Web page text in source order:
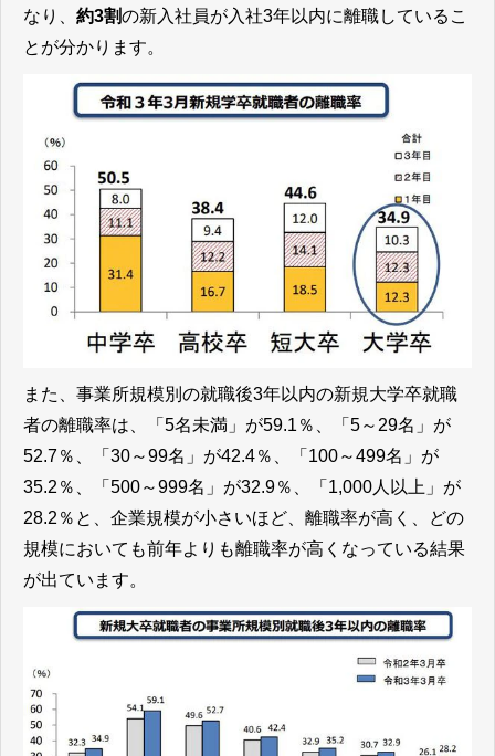
なり、 約3割の新入社員が入社3年以内に離職しているこ
とが分かります。
また、事業所規模別の就職後3年以内の新規大学卒就職
者の離職率は、「5名未満」が59.1％、「5～29名」が
52.7％、「30～99名」が42.4％、「100～499名」が
35.2％、「500～999名」が32.9％、「1,000人以上」が
28.2％と、企業規模が小さいほど、離職率が高く、どの
規模においても前年よりも離職率が高くなっている結果
が出ています。